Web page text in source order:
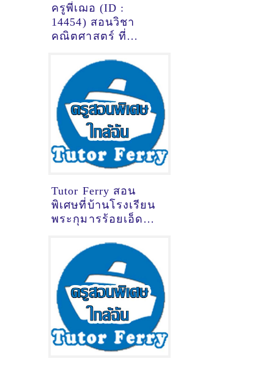
ครูพี่เฌอ (ID :
14454) สอนวิชา
คณิตศาสตร์ ที่
Tutor Ferry สอน
พิเศษที่บ้านโรงเรียน
พระกุมารร้อยเอ็ด